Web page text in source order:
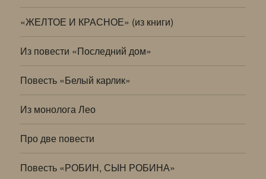
«ЖЕЛТОЕ И КРАСНОЕ» (из книги)
Из повести «Последний дом»
Повесть «Белый карлик»
Из монолога Лео
Про две повести
Повесть «РОБИН, СЫН РОБИНА»